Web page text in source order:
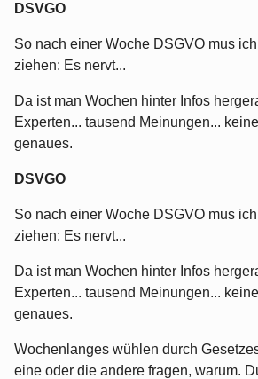
DSVGO
So nach einer Woche DSGVO mus
ziehen: Es nervt...
Da ist man Wochen hinter Infos
Experten... tausend Meinungen...
genaues.
DSVGO
So nach einer Woche DSGVO mus
ziehen: Es nervt...
Da ist man Wochen hinter Infos
Experten... tausend Meinungen...
genaues.
Wochenlanges wühlen durch
eine oder die andere fragen, warum.